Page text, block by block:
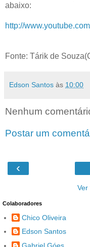
abaixo:
http://
Fonte: Tárik de
Edson Santos às 10:00
Nenhum
Postar um
‹
Ver
Colaboradores
Chico Oliveira
Edson Santos
Gabriel Góes